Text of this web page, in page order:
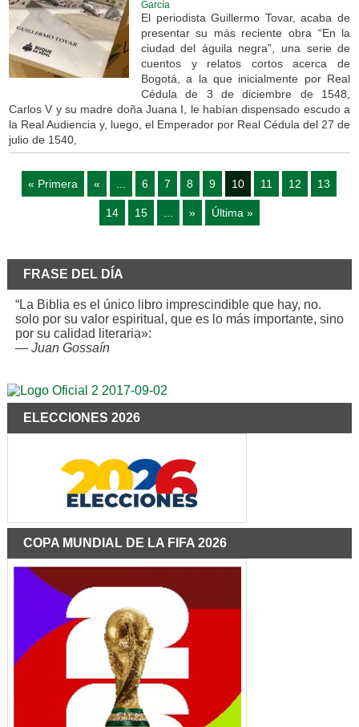
García
El periodista Guillermo Tovar, acaba de
presentar su más reciente obra “En la
ciudad del águila negra”, una serie de
cuentos y relatos cortos acerca de
Bogotá, a la que inicialmente por Real
Cédula de 3 de diciembre de 1548,
Carlos V y su madre doña Juana I, le habían dispensado escudo a
la Real Audiencia y, luego, el Emperador por Real Cédula del 27 de
julio de 1540,
« Primera « 6 7 8 9 10 11 12 13
14 15 » Última »
FRASE DEL DÍA
“La Biblia es el único libro imprescindible que hay, no.
solo por su valor espiritual, que es lo más importante, sino
por su calidad literaria»:
— Juan Gossaín
ELECCIONES 2026
COPA MUNDIAL DE LA FIFA 2026